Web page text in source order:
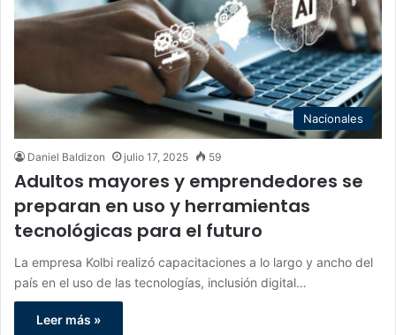
Nacionales
Daniel Baldizon julio 17, 2025 59
Adultos mayores y emprendedores se
preparan en uso y herramientas
tecnológicas para el futuro
La empresa Kolbi realizó capacitaciones a lo largo y ancho del
país en el uso de las tecnologías, inclusión digital…
Leer más »